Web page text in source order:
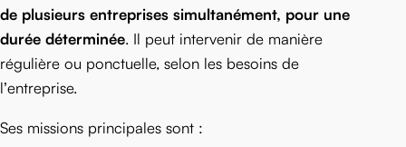
de plusieurs entreprises simultanément, pour une
durée déterminée. Il peut intervenir de manière
régulière ou ponctuelle, selon les besoins de
l’entreprise.
Ses missions principales sont :